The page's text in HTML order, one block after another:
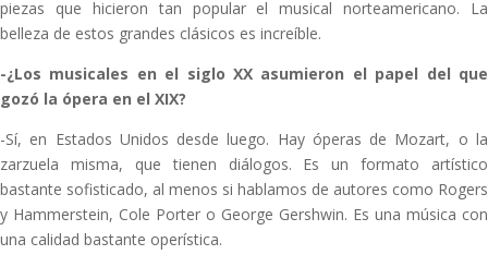
piezas que hicieron tan popular el musical norteamericano. La
belleza de estos grandes clásicos es increíble.
-¿Los musicales en el siglo XX asumieron el papel del que
gozó la ópera en el XIX?
-Sí, en Estados Unidos desde luego. Hay óperas de Mozart, o la
zarzuela misma, que tienen diálogos. Es un formato artístico
bastante sofisticado, al menos si hablamos de autores como Rogers
y Hammerstein, Cole Porter o George Gershwin. Es una música con
una calidad bastante operística.